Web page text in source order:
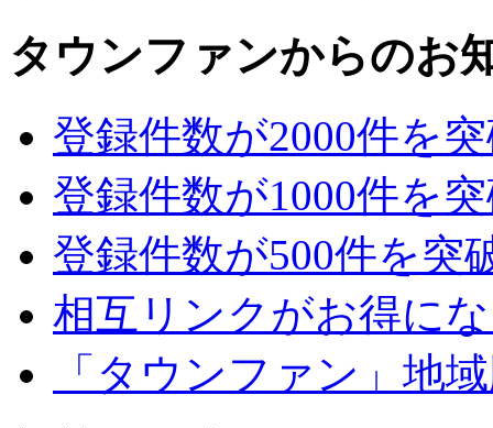
タウンファンからのお
登録件数が2000件を
登録件数が1000件を
登録件数が500件を突
相互リンクがお得に
「タウンファン」地